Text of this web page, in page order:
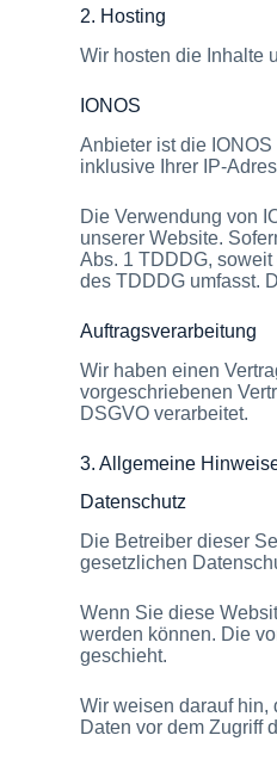
2. Hosting
Wir hosten die Inhalte
IONOS
Anbieter ist die
inklusive Ihrer IP-
Die Verwendung von
unserer Website.
Abs. 1 TDDDG,
des TDDDG umfasst.
Auftragsverarbeitung
Wir haben einen
vorgeschriebenen
DSGVO verarbeitet.
3. Allgemeine
Datenschutz
Die Betreiber dieser
gesetzlichen
Wenn Sie diese
werden können. Die
geschieht.
Wir weisen darauf hin,
Daten vor dem Zugriff